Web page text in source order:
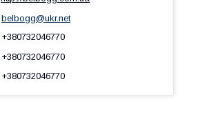
belbogg@ukr.net
+380732046770
+380732046770
+380732046770